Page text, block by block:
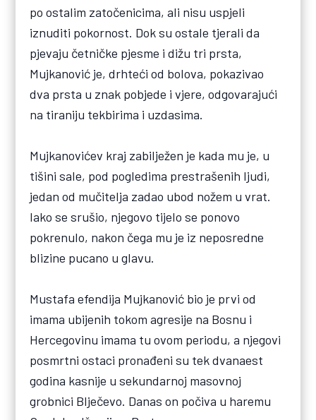
po ostalim zatočenicima, ali nisu uspjeli
iznuditi pokornost. Dok su ostale tjerali da
pjevaju četničke pjesme i dižu tri prsta,
Mujkanović je, drhteći od bolova, pokazivao
dva prsta u znak pobjede i vjere, odgovarajući
na tiraniju tekbirima i uzdasima.
Mujkanovićev kraj zabilježen je kada mu je, u
tišini sale, pod pogledima prestrašenih ljudi,
jedan od mučitelja zadao ubod nožem u vrat.
Iako se srušio, njegovo tijelo se ponovo
pokrenulo, nakon čega mu je iz neposredne
blizine pucano u glavu.
Mustafa efendija Mujkanović bio je prvi od
imama ubijenih tokom agresije na Bosnu i
Hercegovinu imama tu ovom periodu, a njegovi
posmrtni ostaci pronađeni su tek dvanaest
godina kasnije u sekundarnoj masovnoj
grobnici Blječevo. Danas on počiva u haremu